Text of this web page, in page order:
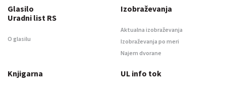
Glasilo
Uradni list RS
O glasilu
Izobraževanja
Aktualna izobraževanja
Izobraževanja po meri
Najem dvorane
Knjigarna UL info tok